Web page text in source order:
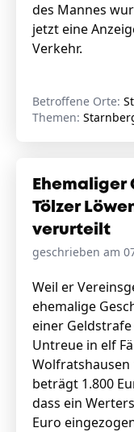
des Mannes
jetzt eine
Verkehr.
Betroffene Orte:
Themen:
Tölzer
verurteilt
geschrieben am
Weil er
ehemalige
einer
Untreue in elf
Wolfratshausen
beträgt 1.800
dass ein
Euro